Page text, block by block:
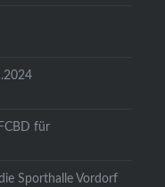
für
Sporthalle Vordorf